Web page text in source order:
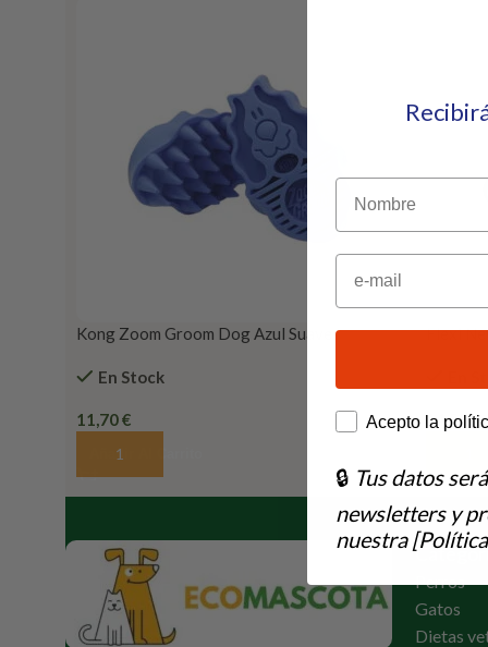
Kong Zoom Groom Dog Azul Suave
En Stock
11,70€
Añadir Al Carrito
Flexi
14,55€
Perros
Gatos
Dietas
Nombre
Email
How would you
Acepto la
🔒 Tus datos
newsletters y
nuestra